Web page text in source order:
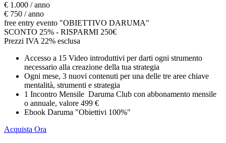
€ 1.000 / anno
€ 750 / anno
free entry evento "OBIETTIVO DARUMA"
SCONTO 25% - RISPARMI 250€
Prezzi IVA 22% esclusa
Accesso a 15 Video introduttivi per darti ogni strumento
necessario alla creazione della tua strategia
Ogni mese, 3 nuovi contenuti per una delle tre aree chiave
mentalità, strumenti e strategia
1 Incontro Mensile Daruma Club con abbonamento mensile
o annuale, valore 499 €
Ebook Daruma "Obiettivi 100%"
Acquista Ora